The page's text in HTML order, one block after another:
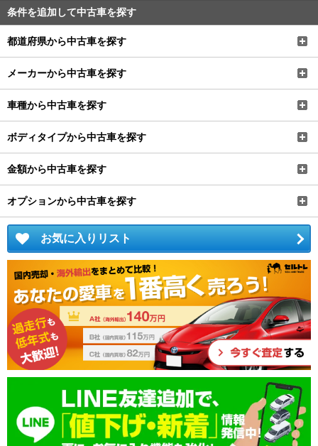
条件を追加して中古車を探す
都道府県から中古車を探す
メーカーから中古車を探す
車種から中古車を探す
ボディタイプから中古車を探す
金額から中古車を探す
オプションから中古車を探す
お気に入りリスト